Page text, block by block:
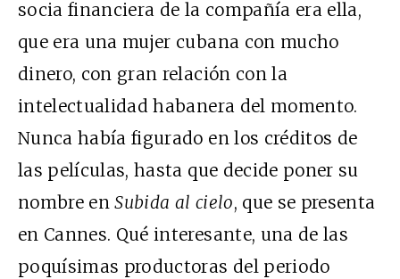
socia financiera de la compañía era ella,
que era una mujer cubana con mucho
dinero, con gran relación con la
intelectualidad habanera del momento.
Nunca había figurado en los créditos de
las películas, hasta que decide poner su
nombre enSubida al cielo, que se presenta
en Cannes. Qué interesante, una de las
poquísimas productoras del periodo